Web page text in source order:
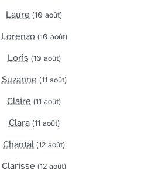
Laure (10 août)
Lorenzo (10 août)
Loris (10 août)
Suzanne (11 août)
Claire (11 août)
Clara (11 août)
Chantal (12 août)
Clarisse (12 août)